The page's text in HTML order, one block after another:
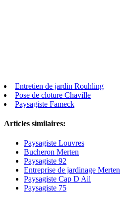
Entretien de jardin Rouhling
Pose de cloture Chaville
Paysagiste Fameck
Articles similaires:
Paysagiste Louvres
Bucheron Merten
Paysagiste 92
Entreprise de jardinage Merten
Paysagiste Cap D Ail
Paysagiste 75